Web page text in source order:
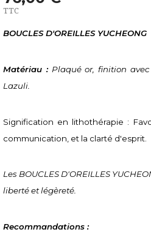
TTC
BOUCLES D'OREILLES YUCHEONG
Matériau : Plaqué or, finition avec
Lazuli.
Signification en lithothérapie :
communication, et la clarté d'esprit.
Les BOUCLES D'OREILLES
liberté et légèreté.
Recommandations :